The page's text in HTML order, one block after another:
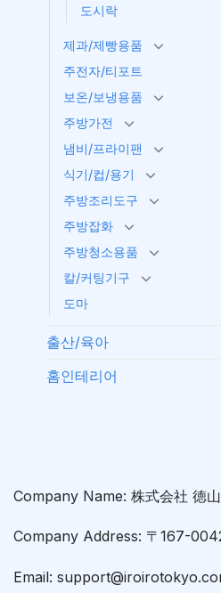
도시락
제과/제빵용품
주전자/티포트
보온/보냉용품
주방가전
냄비/프라이팬
식기/컵/용기
주방조리도구
주방잡화
주방청소용품
칼/커팅기구
도마
출산/육아
홈인테리어
Company Name: 株式会社 徳
Company Address: 〒167-
Email: